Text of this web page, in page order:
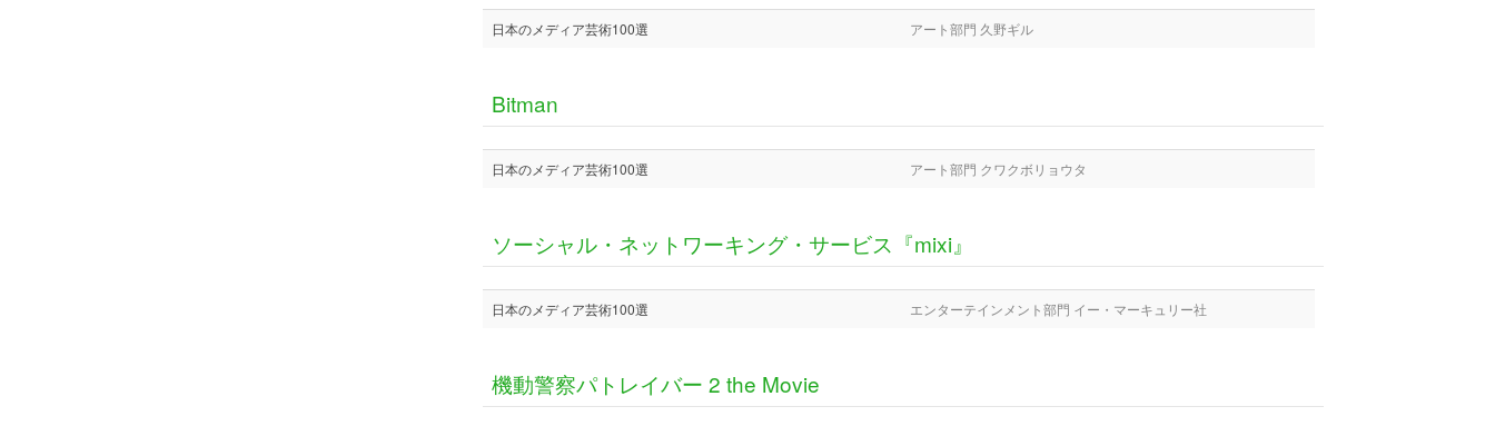
日本のメディア芸術100選 アート部門 久野ギル
Bitman
日本のメディア芸術100選 アート部門 クワクボリョウタ
ソーシャル・ネットワーキング・サービス『mixi』
日本のメディア芸術100選 エンターテインメント部門 イー・マーキュリー社
機動警察パトレイバー 2 the Movie